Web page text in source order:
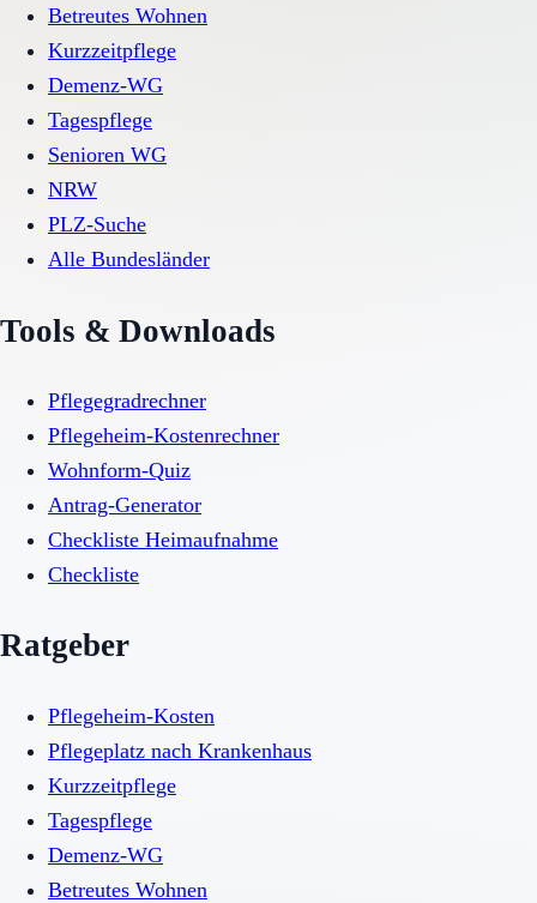
Betreutes Wohnen
Kurzzeitpflege
Demenz-WG
Tagespflege
Senioren WG
NRW
PLZ-Suche
Alle Bundesländer
Tools & Downloads
Pflegegradrechner
Pflegeheim-Kostenrechner
Wohnform-Quiz
Antrag-Generator
Checkliste Heimaufnahme
Checkliste
Ratgeber
Pflegeheim-Kosten
Pflegeplatz nach Krankenhaus
Kurzzeitpflege
Tagespflege
Demenz-WG
Betreutes Wohnen